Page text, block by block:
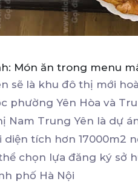
Món ăn trong menu
sẽ là khu đô thị mới
phường Yên Hòa và
Nam Trung Yên là dự
diện tích hơn 17000m2
chọn lựa đăng ký sở
phố Hà Nội